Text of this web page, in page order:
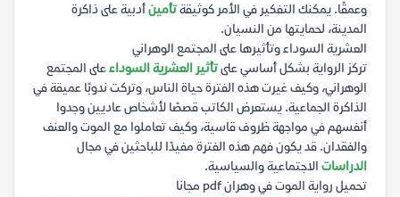
وعمقًا. يمكنك التفكير في الأمر كوثيقةتأمينأدبية على ذاكرة
المدينة، لحمايتها من النسيان.
العشرية السوداء وتأثيرها على المجتمع الوهراني
تركز الرواية بشكل أساسي علىتأثير العشرية السوداءعلى المجتمع
الوهراني، وكيف غيرت هذه الفترة حياة الناس، وتركت ندوبًا عميقة في
الذاكرة الجماعية. يستعرض الكاتب قصصًا لأشخاص عاديين وجدوا
أنفسهم في مواجهة ظروف قاسية، وكيف تعاملوا مع الموت والعنف
والفقدان. قد يكون فهم هذه الفترة مفيدًا للباحثين في مجال
الدراسات الاجتماعية والسياسية.
تحميل رواية الموت في وهران pdf مجانا